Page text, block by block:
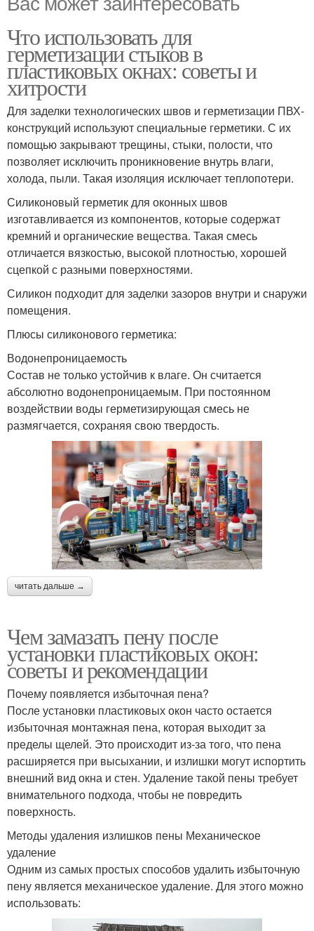
Что использовать для
герметизации стыков в
пластиковых окнах: советы и
хитрости
Для заделки технологических швов и герметизации ПВХ-
конструкций используют специальные герметики. С их
помощью закрывают трещины, стыки, полости, что
позволяет исключить проникновение внутрь влаги,
холода, пыли. Такая изоляция исключает теплопотери.
Силиконовый герметик для оконных швов
изготавливается из компонентов, которые содержат
кремний и органические вещества. Такая смесь
отличается вязкостью, высокой плотностью, хорошей
сцепкой с разными поверхностями.
Силикон подходит для заделки зазоров внутри и снаружи
помещения.
Плюсы силиконового герметика:
Водонепроницаемость
Состав не только устойчив к влаге. Он считается
абсолютно водонепроницаемым. При постоянном
воздействии воды герметизирующая смесь не
размягчается, сохраняя свою твердость.
читать дальше →
Чем замазать пену после
установки пластиковых окон:
советы и рекомендации
Почему появляется избыточная пена?
После установки пластиковых окон часто остается
избыточная монтажная пена, которая выходит за
пределы щелей. Это происходит из-за того, что пена
расширяется при высыхании, и излишки могут испортить
внешний вид окна и стен. Удаление такой пены требует
внимательного подхода, чтобы не повредить
поверхность.
Методы удаления излишков пены Механическое
удаление
Одним из самых простых способов удалить избыточную
пену является механическое удаление. Для этого можно
использовать: